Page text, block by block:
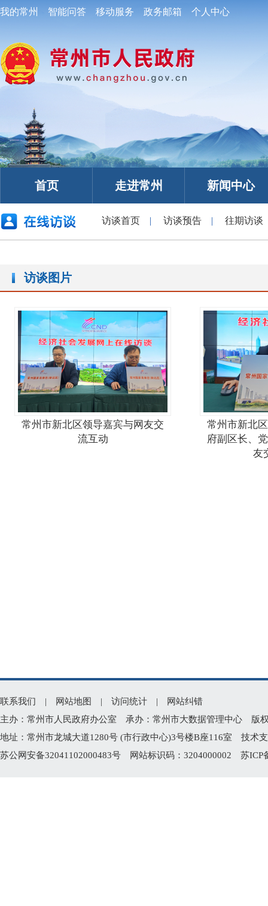
我的常州 智能问答 移动服务 政务邮箱 个人中心
首页 走进常州 新闻中心
访谈首页 | 访谈预告 | 往期访谈
访谈图片
常州市新北区领导嘉宾与网友交
流互动
常州市新北
府副区长、
友
联系我们 | 网站地图 | 访问统计 |
网站纠错
主办：常州市人民政府办公室 承办：常州市大数据管理中心 版
地址：常州市龙城大道1280号 (市行政中心)3号楼B座116室 技术
苏公网安备32041102000483号 网站标识码：3204000002 苏ICP